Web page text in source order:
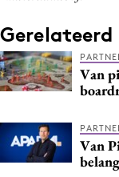
Gerelateerd
Van
Van